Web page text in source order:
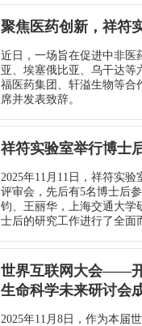
聚焦医药创新，祥符
近日，一场旨在促进中非医
亚、埃塞俄比亚、乌干达等
福医药集团、轩溢生物等合
席并发表致辞。
祥符实验室举行博士
2025年11月11日，祥符实
评审会，先后有5名博士后
钧、王丽华，上海交通大学
士后的研究工作进行了全面
世界互联网大会——
生命科学未来研讨会
2025年11月8日，作为本届